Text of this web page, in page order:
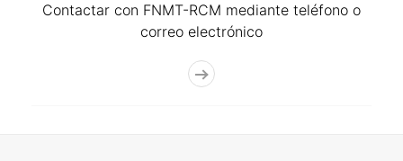
Contactar con FNMT-RCM mediante teléfono o
correo electrónico